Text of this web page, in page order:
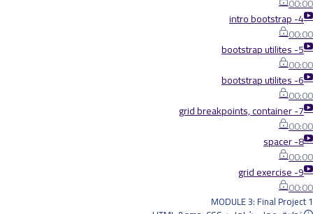
4- intro bootstrap
00:00
5- bootstrap utilites
00:00
6- bootstrap utilites
00:00
7- grid breakpoints, container
00:00
8- spacer
00:00
9- grid exercise
00:00
MODULE 3: Final Project 1